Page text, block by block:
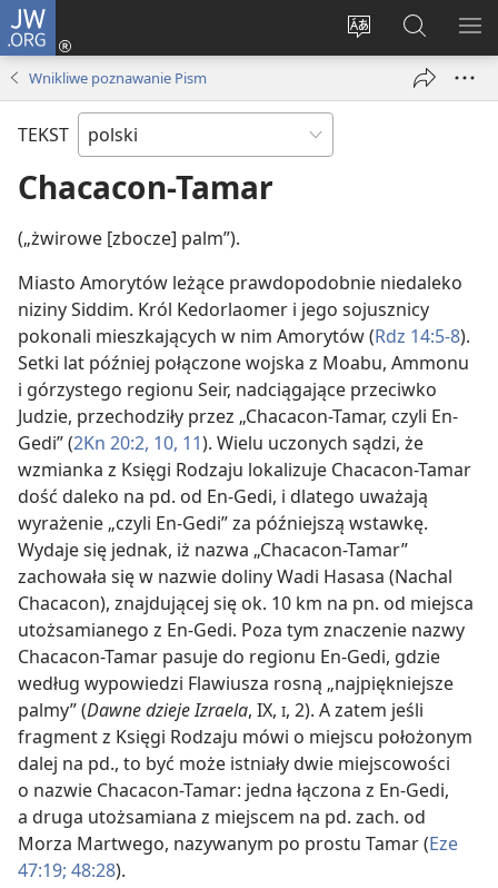
JW.ORG
Wybór
Logowanie
(opens
Szukaj
na
JW.ORG
Wnikliwe poznawanie Pism
TEKST
Chacacon-Tamar
(„żwirowe [zbocze] palm”).
Miasto Amorytów leżące prawdopodobnie niedaleko
niziny Siddim. Król Kedorlaomer i jego sojusznicy
pokonali mieszkających w nim Amorytów (Rdz 14:5-8).
Setki lat później połączone wojska z Moabu, Ammonu
i górzystego regionu Seir, nadciągające przeciwko
Judzie, przechodziły przez „Chacacon-Tamar, czyli En-
Gedi” (2Kn 20:2, 10, 11). Wielu uczonych sądzi, że
wzmianka z Księgi Rodzaju lokalizuje Chacacon-Tamar
dość daleko na pd. od En-Gedi, i dlatego uważają
wyrażenie „czyli En-Gedi” za późniejszą wstawkę.
Wydaje się jednak, iż nazwa „Chacacon-Tamar”
zachowała się w nazwie doliny Wadi Hasasa (Nachal
Chacacon), znajdującej się ok. 10 km na pn. od miejsca
utożsamianego z En-Gedi. Poza tym znaczenie nazwy
Chacacon-Tamar pasuje do regionu En-Gedi, gdzie
według wypowiedzi Flawiusza rosną „najpiękniejsze
palmy” (Dawne dzieje Izraela, IX, I, 2). A zatem jeśli
fragment z Księgi Rodzaju mówi o miejscu położonym
dalej na pd., to być może istniały dwie miejscowości
o nazwie Chacacon-Tamar: jedna łączona z En-Gedi,
a druga utożsamiana z miejscem na pd. zach. od
Morza Martwego, nazywanym po prostu Tamar (Eze
47:19; 48:28).